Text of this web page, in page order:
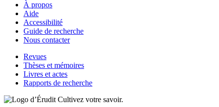
À propos
Aide
Accessibilité
Guide de recherche
Nous contacter
Revues
Thèses et mémoires
Livres et actes
Rapports de recherche
Cultivez votre savoir.